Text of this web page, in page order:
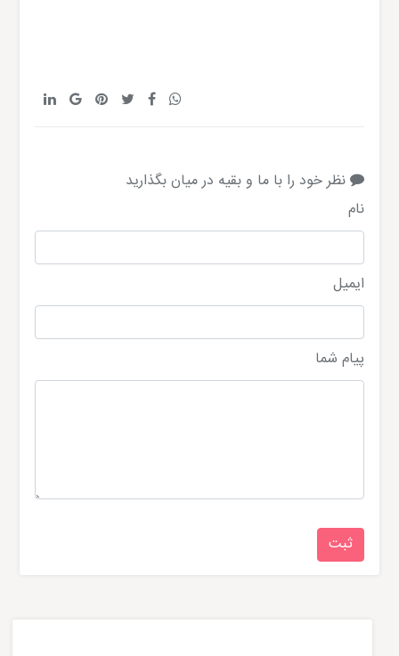
نظر خود را با ما و بقیه در میان بگذارید
نام
ایمیل
پیام شما